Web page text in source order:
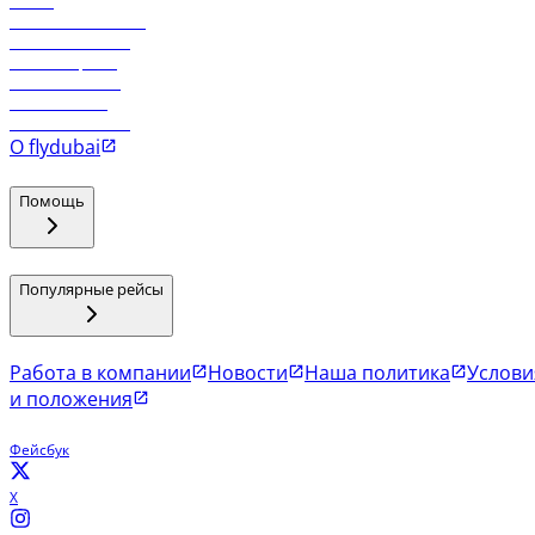
О flydubai
Помощь
Популярные рейсы
Работа в компании Новости Наша политика
и положения
Фейсбук
X